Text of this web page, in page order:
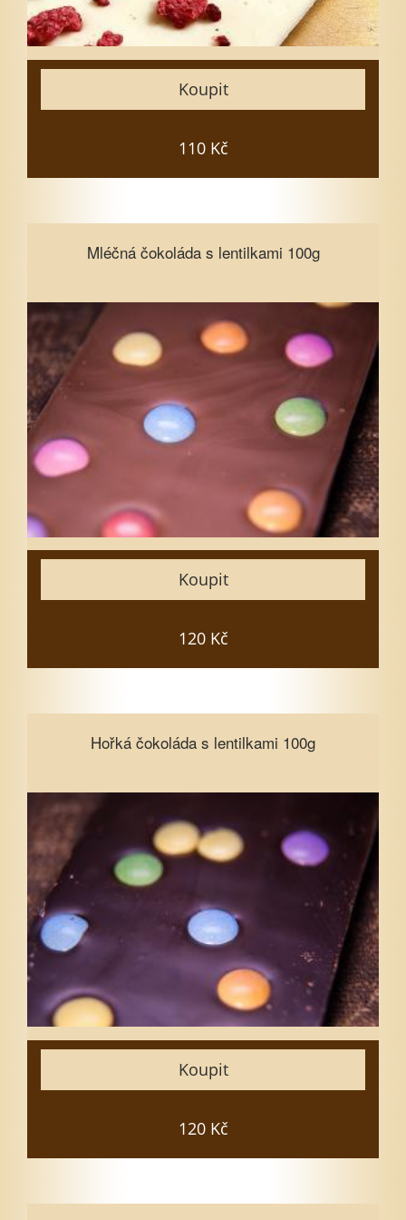
Koupit
110 Kč
15
Zavřít
Vložit do košíku
Mléčná čokoláda s lentilkami 100g
Koupit
120 Kč
Mléčná čokoláda s lentilkami 100g
Vyberte množství
1
3
5
15
Zavřít
Vložit do košíku
Hořká čokoláda s lentilkami 100g
Koupit
120 Kč
Hořká čokoláda s lentilkami 100g
Vyberte množství
1
3
15
Zavřít
Vložit do košíku